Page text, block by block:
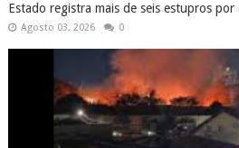
Estado registra mais de seis estupros
Agosto 03, 2026 0